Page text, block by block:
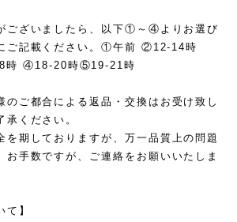
ございましたら、以下①～④よりお選び
ご記載ください。①午前 ②12-14時
④18-20時⑤19-21時
のご都合による返品・交換はお受け致し
承ください。
を期しておりますが、万一品質上の問題
お手数ですが、ご連絡をお願いいたしま
て】